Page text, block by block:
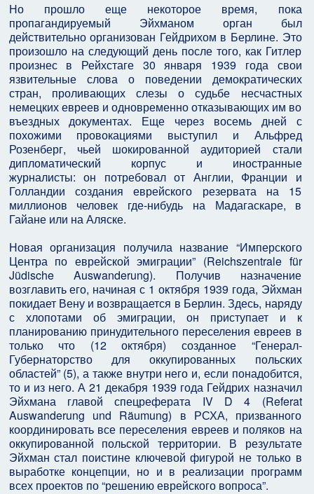
Но прошло еще некоторое время, пока
пропагандируемый Эйхманом орган был
действительно организован Гейдрихом в Берлине. Это
произошло на следующий день после того, как Гитлер
произнес в Рейхстаге 30 января 1939 года свои
язвительные слова о поведении демократических
стран, проливающих слезы о судьбе несчастных
немецких евреев и одновременно отказывающих им во
въездных документах. Еще через восемь дней с
похожими провокациями выступил и Альфред
Розенберг, чьей шокированной аудиторией стали
дипломатический корпус и иностранные
журналисты: он потребовал от Англии, Франции и
Голландии создания еврейского резервата на 15
миллионов человек где-нибудь на Мадагаскаре, в
Гайане или на Аляске.
Новая организация получила название “Имперского
Центра по еврейской эмиграции” (Reichszentrale für
Jüdische Auswanderung). Получив назначение
возглавить его, начиная с 1 октября 1939 года, Эйхман
покидает Вену и возвращается в Берлин. Здесь, наряду
с хлопотами об эмиграции, он приступает и к
планированию принудительного переселения евреев в
только что (12 октября) созданное “Генерал-
Губернаторство для оккупированных польских
областей” (5), а также внутри него и, если понадобится,
то и из него. А 21 декабря 1939 года Гейдрих назначил
Эйхмана главой спецреферата IV D 4 (Referat
Auswanderung und Räumung) в РСХА, призванного
координировать все переселения евреев и поляков на
оккупированной польской территории. В результате
Эйхман стал поистине ключевой фигурой не только в
выработке концепции, но и в реализации программ
всех проектов по “решению еврейского вопроса”.